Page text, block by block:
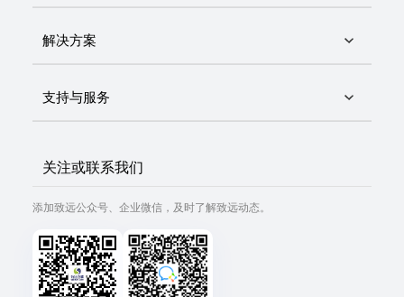
解决方案
支持与服务
关注或联系我们
添加致远公众号、企业微信，及时了解致远动态。